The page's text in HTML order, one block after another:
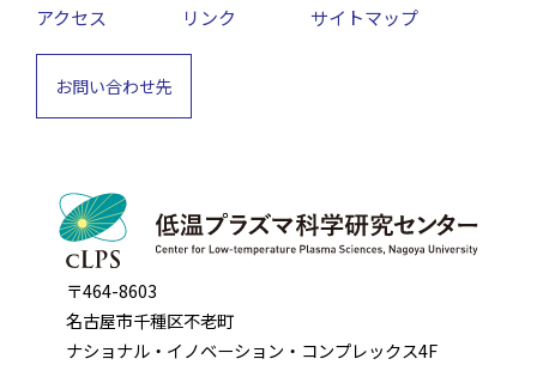
アクセス リンク サイトマップ
お問い合わせ先
〒464-8603
名古屋市千種区不老町
ナショナル・イノベーション・コンプレックス4F